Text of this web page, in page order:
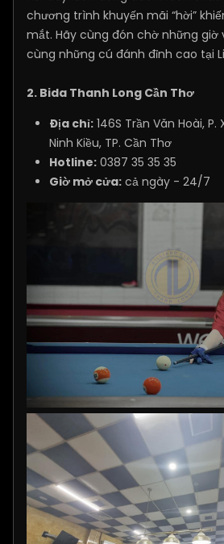
chương trình khuyến mãi “hời”
mắt. Hãy cùng đón chờ những giờ
cùng những cú đánh đỉnh cao tại
2. Bida Thanh Long Cần Thơ
Địa chỉ: 146S Trần Văn Hoài, P.
Ninh Kiều, TP. Cần Thơ
Hotline: 0387 35 35 35
Giờ mở cửa: cả ngày - 24/7